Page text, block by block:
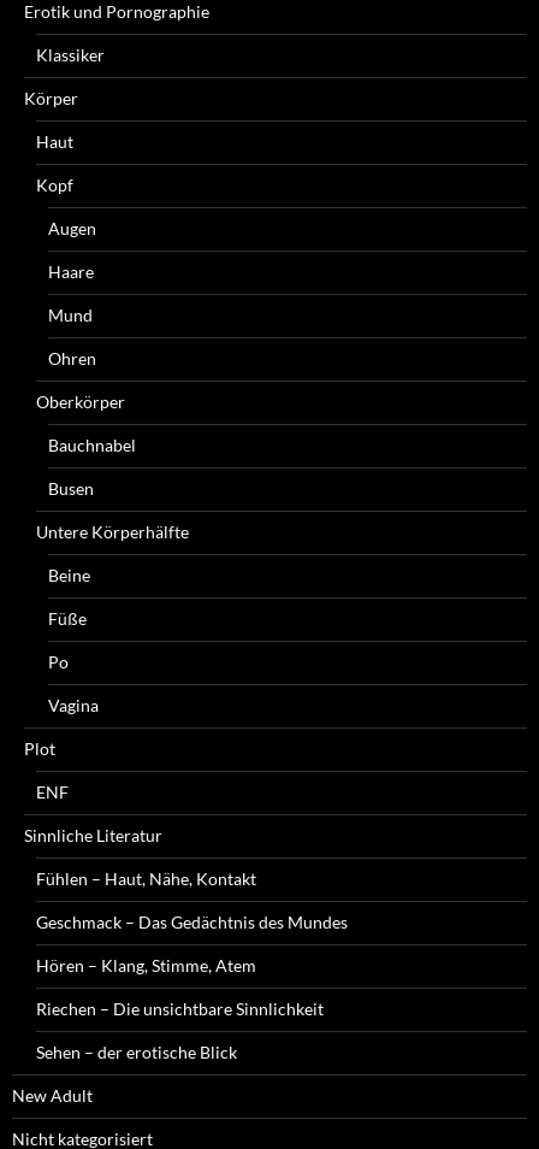
Erotik und Pornographie
Klassiker
Körper
Haut
Kopf
Augen
Haare
Mund
Ohren
Oberkörper
Bauchnabel
Busen
Untere Körperhälfte
Beine
Füße
Po
Vagina
Plot
ENF
Sinnliche Literatur
Fühlen – Haut, Nähe, Kontakt
Geschmack – Das Gedächtnis des Mundes
Hören – Klang, Stimme, Atem
Riechen – Die unsichtbare Sinnlichkeit
Sehen – der erotische Blick
New Adult
Nicht kategorisiert